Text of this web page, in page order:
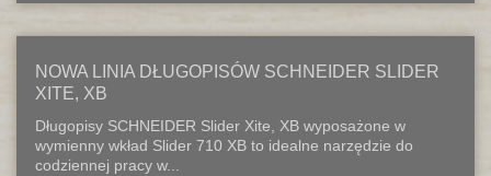
NOWA LINIA DŁUGOPISÓW SCHNEIDER SLIDER
XITE, XB
Długopisy SCHNEIDER Slider Xite, XB wyposażone w
wymienny wkład Slider 710 XB to idealne narzędzie do
codziennej pracy w...